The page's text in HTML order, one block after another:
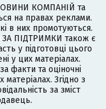
КОМПАНІЙ та
на правах реклами.
в них промотуються.
ПІДТРИМКИ також є
у підготовці цього
у цих матеріалах.
факти та оціночні
Згідно з
за зміст